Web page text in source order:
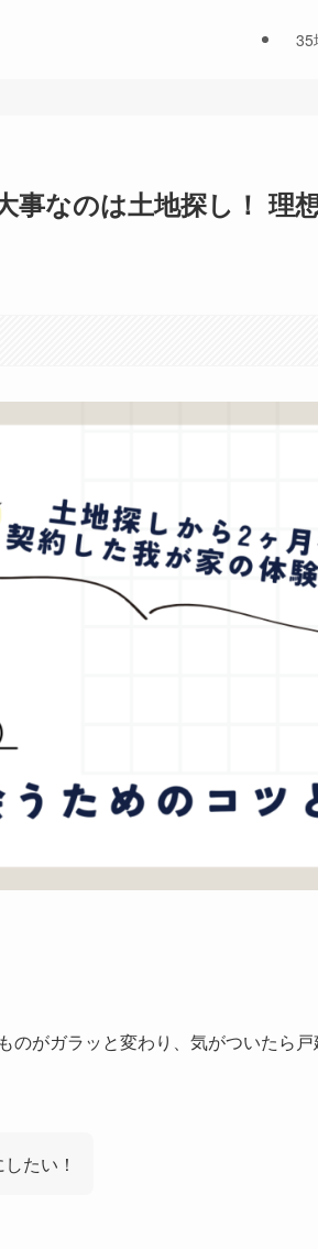
35
事なのは土地探し！ 理
のがガラッと変わり、気がついたら
たい！